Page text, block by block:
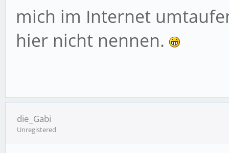
mich im Internet
hier nicht nennen.
die_Gabi
Unregistered